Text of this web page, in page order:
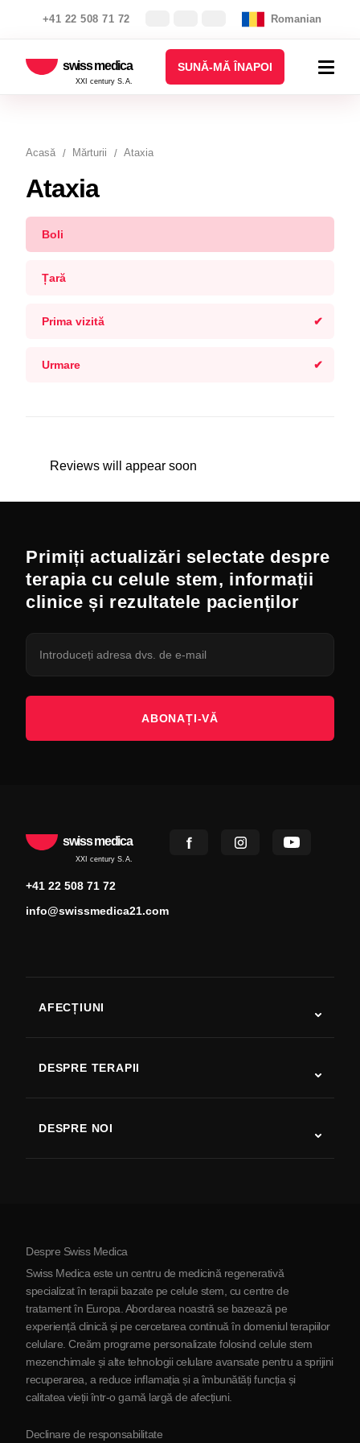
+41 22 508 71 72 Romanian
swiss medica
XXI century S.A.
SUNĂ-MĂ ÎNAPOI
Acasă Mărturii Ataxia
Ataxia
Boli
Țară
Prima vizită
Urmare
Reviews will appear soon
Primiți actualizări selectate despre
terapia cu celule stem, informații
clinice și rezultatele pacienților
ABONAȚI-VĂ
swiss medica
XXI century S.A.
+41 22 508 71 72
info@swissmedica21.com
AFECȚIUNI
Boala Parkinson
Artrită
DESPRE TERAPII
DESPRE NOI
Despre Serbia
Parteneriat
Contactaţi-ne
Despre Swiss Medica
Swiss Medica este un centru de medicină regenerativă
specializat în terapii bazate pe celule stem, cu centre de
tratament în Europa. Abordarea noastră se bazează pe
experiență clinică și pe cercetarea continuă în domeniul terapiilor
celulare. Creăm programe personalizate folosind celule stem
mezenchimale și alte tehnologii celulare avansate pentru a sprijini
recuperarea, a reduce inflamația și a îmbunătăți funcția și
calitatea vieții într-o gamă largă de afecțiuni.
Declinare de responsabilitate